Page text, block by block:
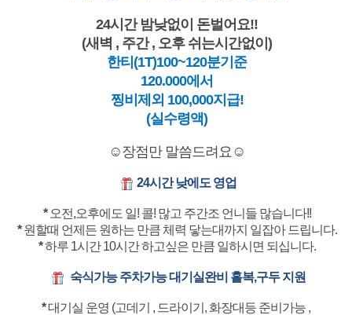
24시간 밤낮없이 돈벌어요!!
(새벽 , 주간 , 오후 쉬는시간없이)
한티(1T)100~120분기준
120.000에서
찡비제외 100,000지급!
(실수령액)
☺️장점만 말씀드려요☺️
24시간 낮에도 영업
*오전,오후에도 일! 콜! 많고 주간조 언니들 많습니다!!
*원할때 언제든 원하는 만큼 체력 닿는대까지 일잡아 드립니다.
*하루 1시간 10시간 하고싶은 만큼 일하시면 되십니다.
숙식가능 주차가능 대기실완비 홀복,구두 지원
*대기실 운영 (고데기 , 드라이기, 화장대등 준비가능 ,